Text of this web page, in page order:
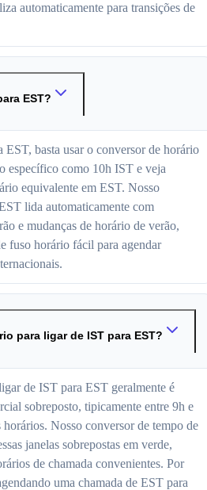
automaticamente para transições de
EST?
EST, basta usar o conversor de horário
específico como 10h IST e veja
equivalente em EST. Nosso
lida automaticamente com
e mudanças de horário de verão,
fuso horário fácil para agendar
para ligar de IST para EST?
de IST para EST geralmente é
sobreposto, tipicamente entre 9h e
horários. Nosso conversor de tempo de
janelas sobrepostas em verde,
de chamada convenientes. Por
uma chamada de EST para